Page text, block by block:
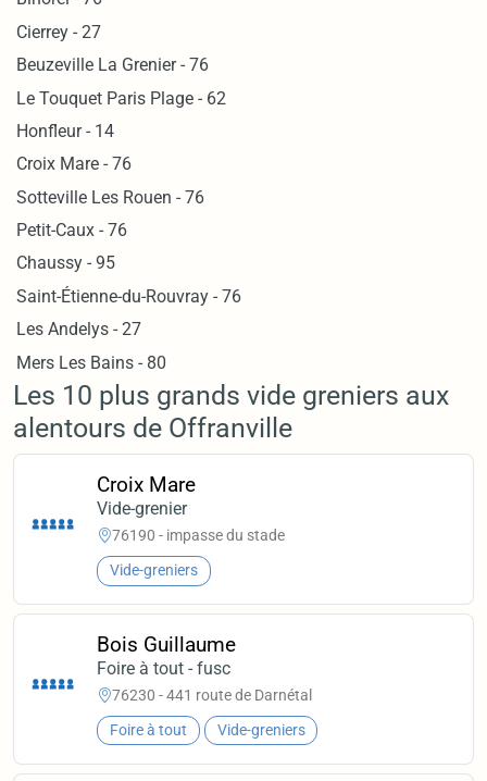
Cierrey - 27
Beuzeville La Grenier - 76
Le Touquet Paris Plage - 62
Honfleur - 14
Croix Mare - 76
Sotteville Les Rouen - 76
Petit-Caux - 76
Chaussy - 95
Saint-Étienne-du-Rouvray - 76
Les Andelys - 27
Mers Les Bains - 80
Les 10 plus grands vide greniers aux
alentours de Offranville
Croix Mare
Vide-grenier
76190 - impasse du stade
Vide-greniers
Bois Guillaume
Foire à tout - fusc
76230 - 441 route de Darnétal
Foire à tout Vide-greniers